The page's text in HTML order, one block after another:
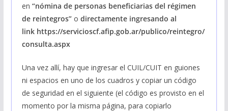
en “nómina de personas beneficiarias del régimen
de reintegros” o directamente ingresando al
link https://servicioscf.afip.gob.ar/publico/reintegro/
consulta.aspx
Una vez allí, hay que ingresar el CUIL/CUIT en guiones
ni espacios en uno de los cuadros y copiar un código
de seguridad en el siguiente (el código es provisto en el
momento por la misma página, para copiarlo